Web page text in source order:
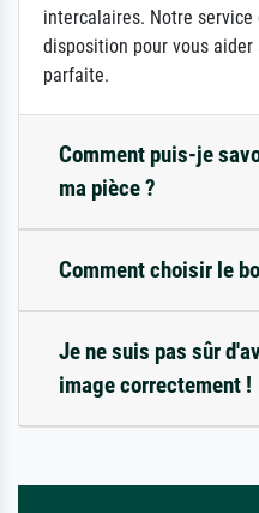
intercalaires. Notre
disposition pour vous
parfaite.
Comment puis-je
ma pièce ?
Comment choisir le
Je ne suis pas sûr
image correctement !